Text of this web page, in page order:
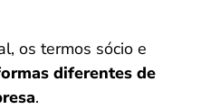
os termos sócio e
diferentes de
.